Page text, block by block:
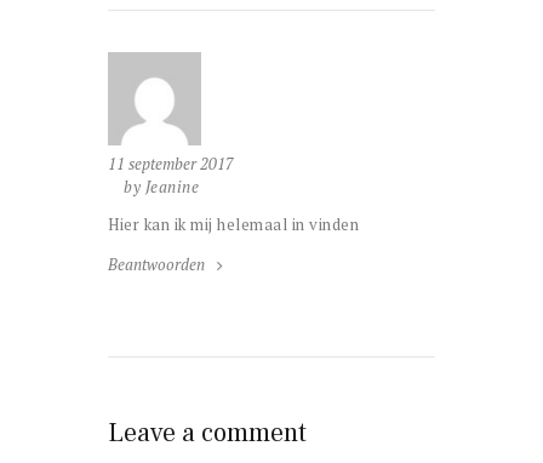
11 september 2017
by Jeanine
Hier kan ik mij helemaal in vinden
Beantwoorden
Leave a comment